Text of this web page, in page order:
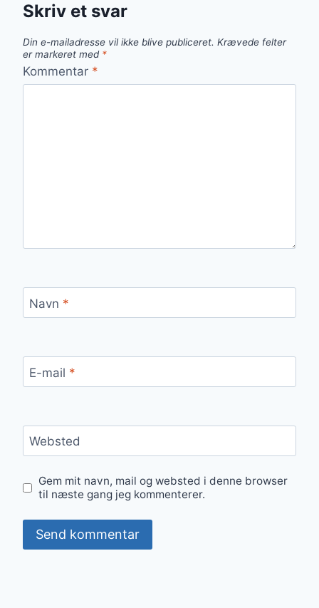
Skriv et svar
Din e-mailadresse vil ikke blive publiceret. Krævede felter
er markeret med *
Kommentar *
Navn *
E-mail *
Websted
Gem mit navn, mail og websted i denne browser
til næste gang jeg kommenterer.